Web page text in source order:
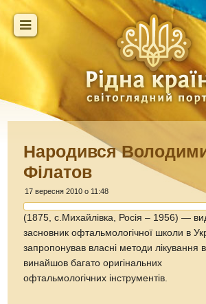
Народився
Філатов
17 вересня 2010 о 11:48
(1875, с.Михайлівка, Росія – 1956) —
засновник офтальмологічної школи в
запропонував власні методи лікування
винайшов багато оригінальних
офтальмологічних інструментів.